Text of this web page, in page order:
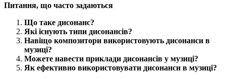
Питання, що часто задаються
Що таке дисонанс?
Які існують типи дисонансів?
Навіщо композитори використовують дисонанси в
музиці?
Можете навести приклади дисонансів у музиці?
Як ефективно використовувати дисонанси в музиці?